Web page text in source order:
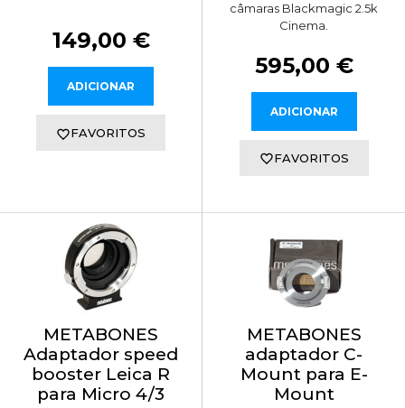
149,00 €
ADICIONAR
FAVORITOS
câmaras Blackmagic 2.5k
Cinema.
595,00 €
ADICIONAR
FAVORITOS
METABONES
Adaptador speed
booster Leica R
para Micro 4/3
METABONES
adaptador C-
Mount para E-
Mount